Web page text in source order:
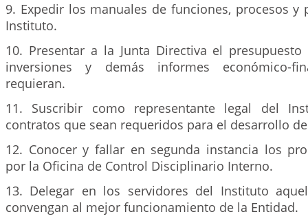
9. Expedir los manuales de funciones, procesos y
Instituto.
10. Presentar a la Junta Directiva el
inversiones y demás informes económico-
requieran.
11. Suscribir como representante legal del
contratos que sean requeridos para el desarrollo
12. Conocer y fallar en segunda instancia los
por la Oficina de Control Disciplinario Interno.
13. Delegar en los servidores del Instituto
convengan al mejor funcionamiento de la Entidad.